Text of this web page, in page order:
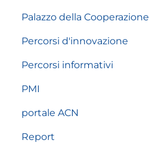
Palazzo della Cooperazione
Percorsi d'innovazione
Percorsi informativi
PMI
portale ACN
Report